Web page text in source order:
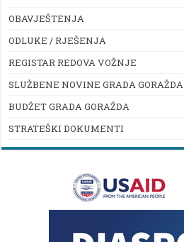
OBAVJEŠTENJA
ODLUKE / RJEŠENJA
REGISTAR REDOVA VOŽNJE
SLUŽBENE NOVINE GRADA GORAŽDA
BUDŽET GRADA GORAŽDA
STRATEŠKI DOKUMENTI